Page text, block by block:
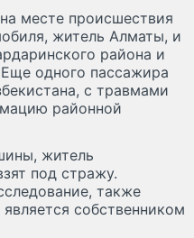
месте происшествия
житель Алматы, и
района и
одного пассажира
с травмами
районной
житель
под стражу.
также
собственником